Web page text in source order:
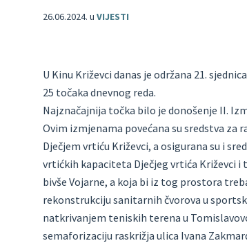
26.06.2024. u VIJESTI
U Kinu Križevci danas je održana 21.
25 točaka dnevnog reda.
Najznačajnija točka bilo je donošenje II.
Ovim izmjenama povećana su sredstva za
Dječjem vrtiću Križevci, a osigurana su i
vrtićkih kapaciteta Dječjeg vrtića Križevci
bivše Vojarne, a koja bi iz tog prostora
rekonstrukciju sanitarnih čvorova u
natkrivanjem teniskih terena u
semaforizaciju raskrižja ulica Ivana